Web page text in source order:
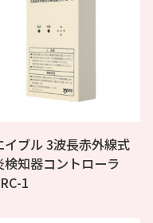
イブル 3波長赤外線式
検知器コントローラ
1